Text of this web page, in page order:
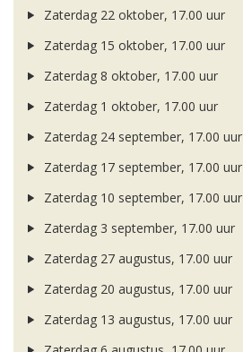
Zaterdag 22 oktober, 17.00 uur
Zaterdag 15 oktober, 17.00 uur
Zaterdag 8 oktober, 17.00 uur
Zaterdag 1 oktober, 17.00 uur
Zaterdag 24 september, 17.00 uur
Zaterdag 17 september, 17.00 uur
Zaterdag 10 september, 17.00 uur
Zaterdag 3 september, 17.00 uur
Zaterdag 27 augustus, 17.00 uur
Zaterdag 20 augustus, 17.00 uur
Zaterdag 13 augustus, 17.00 uur